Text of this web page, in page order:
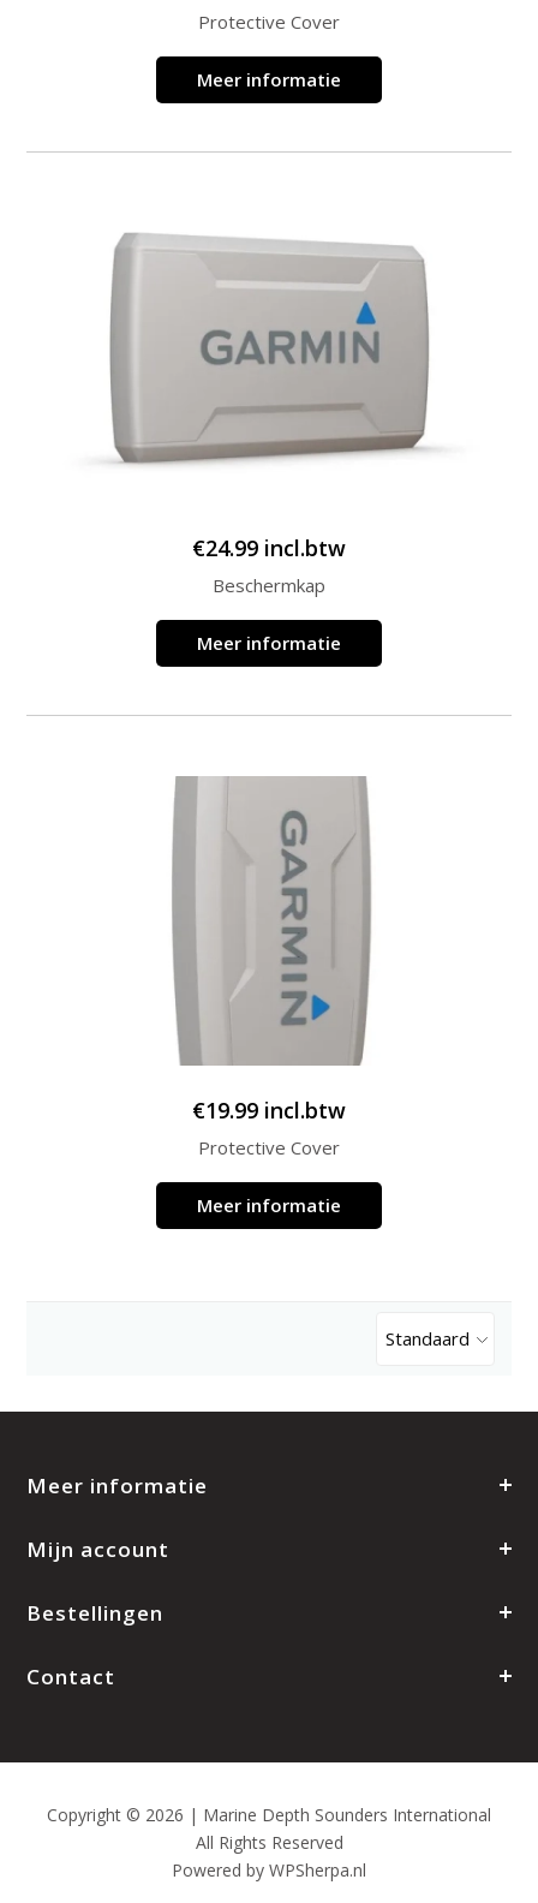
Protective Cover
Meer informatie
€24.99 incl.btw
Beschermkap
Meer informatie
€19.99 incl.btw
Protective Cover
Meer informatie
Standaard
Meer informatie
Mijn account
Bestellingen
Contact
Copyright © 2026 | Marine Depth Sounders International
All Rights Reserved
Powered by WPSherpa.nl